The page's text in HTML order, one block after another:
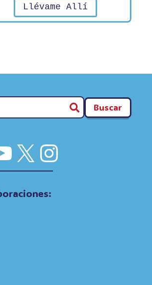
Llévame Allí
Buscar
X Instagram